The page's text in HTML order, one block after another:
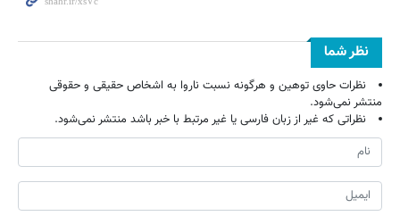
نظر شما
نظرات حاوی توهین و هرگونه نسبت ناروا به اشخاص حقیقی و حقوقی
منتشر نمی‌شود.
نظراتی که غیر از زبان فارسی یا غیر مرتبط با خبر باشد منتشر نمی‌شود.